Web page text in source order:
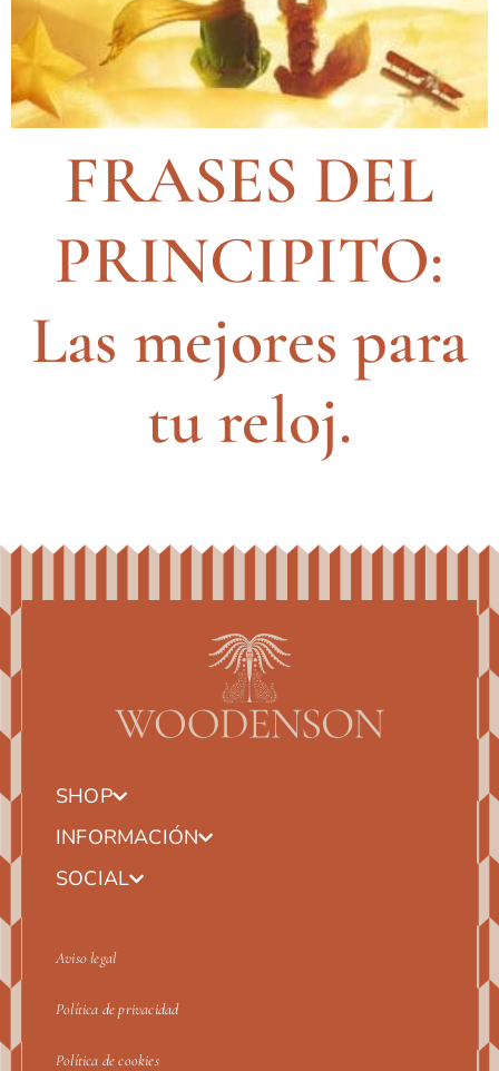
FRASES DEL
PRINCIPITO:
Las mejores para
tu reloj.
SHOP
INFORMACIÓN
SOCIAL
Aviso legal
Política de privacidad
Política de cookies